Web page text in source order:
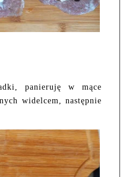
panieruję w mące
widelcem, następnie